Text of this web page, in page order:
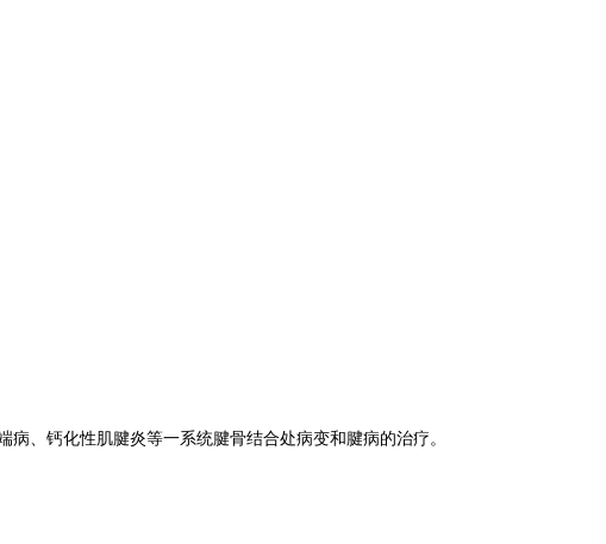
、钙化性肌腱炎等一系统腱骨结合处病变和腱病的治疗。